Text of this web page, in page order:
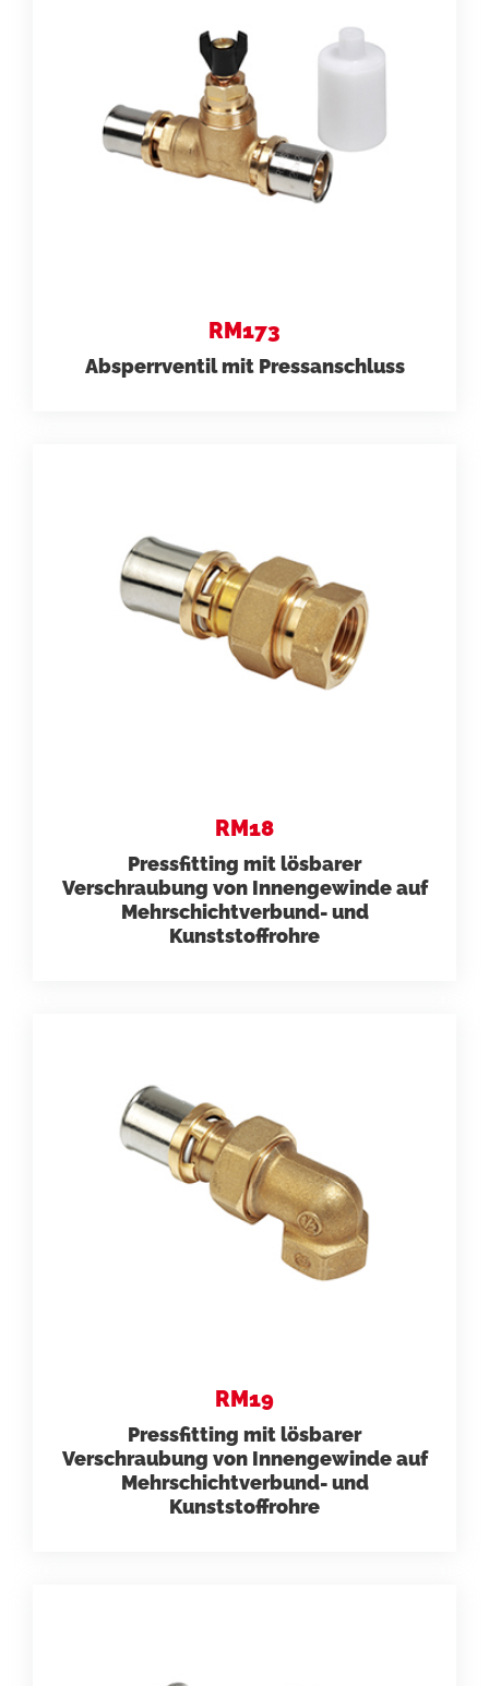
RM173
Absperrventil mit Pressanschluss
RM18
Pressfitting mit lösbarer
Verschraubung von Innengewinde auf
Mehrschichtverbund- und
Kunststoffrohre
RM19
Pressfitting mit lösbarer
Verschraubung von Innengewinde auf
Mehrschichtverbund- und
Kunststoffrohre